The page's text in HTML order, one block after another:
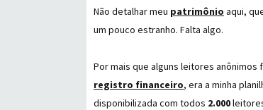
Não detalhar meu patrimônio aqui,
um pouco estranho. Falta algo.
Por mais que alguns leitores anônimos
registro financeiro, era a minha
disponibilizada com todos 2.000